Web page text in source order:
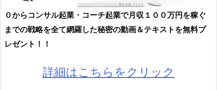
０からコンサル起業・コーチ起業で月収１００万円を稼ぐ
までの戦略を全て網羅した秘密の動画＆テキストを無料プ
レゼント！！
詳細はこちらをクリック